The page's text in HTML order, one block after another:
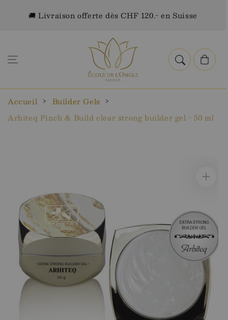
contenu🚚 Livraison offerte dès CHF 120.- en Suisse
Panier
Accueil
Builder Gels
Arhiteq Pinch & Build clear strong builder gel - 50 ml